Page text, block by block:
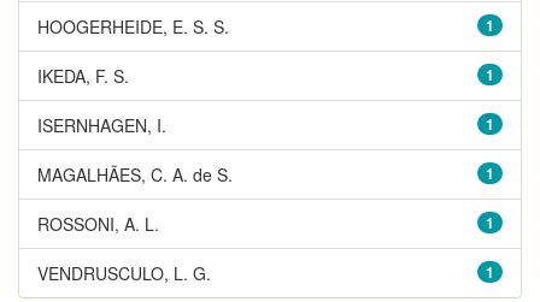
1
HOOGERHEIDE, E. S. S.
1
IKEDA, F. S.
1
ISERNHAGEN, I.
1
MAGALHÃES, C. A. de S.
1
ROSSONI, A. L.
1
VENDRUSCULO, L. G.